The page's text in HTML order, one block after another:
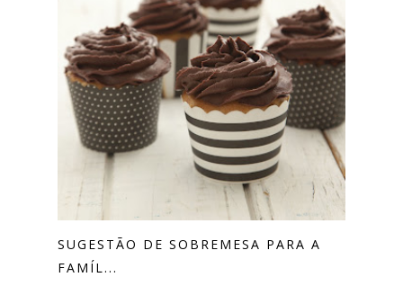
SUGESTÃO DE SOBREMESA PARA A
FAMÍL...